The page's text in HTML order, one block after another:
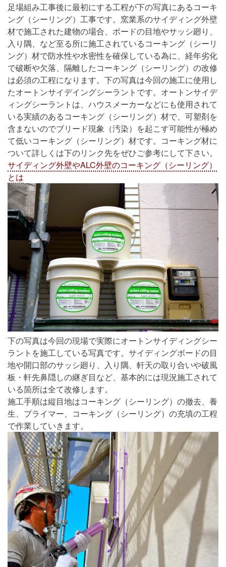
足場組み工事後に最初にする工程が下の写真にあるコーキ
ング（シーリング）工事です。窯業系のサイディング外壁
材で施工された建物の場合、ボードの目地やサッシ廻り、
入り隅、など至る所に施工されているコーキング（シーリ
ング）材で防水性や水密性を確保している為に、経年劣化
で破断や欠落、隔離したコーキング（シーリング）の改修
は必須の工程になります。下の写真は今回の施工に使用し
たオートンサイデイングシーラントです。オートンサイデ
ィングシーラントは、ハウスメーカーなどにも使用されて
いる実績のあるコーキング（シーリング）材で、可塑剤を
含まないのでブリード現象（汚染）を起こす可能性が極め
て低いコーキング（シーリング）材です。コーキング材に
ついて詳しくは下のリンク先をぜひご参考にして下さい。
サイディング外壁やALC外壁のコーキング（シーリング）
とは
下の写真は今回の現場で実際にオートンサイディングシー
ラントを施工している写真です。サイディングボードの目
地や開口部のサッシ廻り、入り隅、軒天の取り合いや破風
板・軒先鼻隠しの継ぎ目など、基本的には現況施工されて
いる箇所は全て改修します。
施工手順は縦目地はコーキング（シーリング）の撤去、養
生、プライマー、コーキング（シーリング）の充填の工程
で作業していきます。